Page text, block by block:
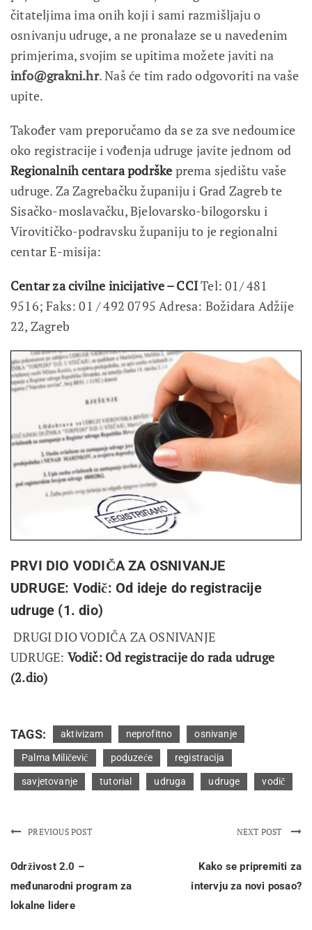
čitateljima ima onih koji i sami razmišljaju o
osnivanju udruge, a ne pronalaze se u navedenim
primjerima, svojim se upitima možete javiti na
info@grakni.hr. Naš će tim rado odgovoriti na vaše
upite.
Također vam preporučamo da se za sve nedoumice
oko registracije i vođenja udruge javite jednom od
Regionalnih centara podrške prema sjedištu vaše
udruge. Za Zagrebačku županiju i Grad Zagreb te
Sisačko-moslavačku, Bjelovarsko-bilogorsku i
Virovitičko-podravsku županiju to je regionalni
centar E-misija:
Centar za civilne inicijative – CCITel: 01/ 481
9516; Faks: 01 / 492 0795 Adresa: Božidara Adžije
22, Zagreb
PRVI DIO VODIČA ZA OSNIVANJE
UDRUGE: Vodič: Od ideje do registracije
udruge (1. dio)
DRUGI DIO VODIČA ZA OSNIVANJE
UDRUGE: Vodič: Od registracije do rada udruge
(2.dio)
TAGS: aktivizam neprofitno osnivanje
Palma Miličević poduzeće registracija
savjetovanje tutorial udruga udruge vodič
PREVIOUS POST
Održivost 2.0 –
međunarodni program za
lokalne lidere
NEXT POST
Kako se pripremiti za
intervju za novi posao?